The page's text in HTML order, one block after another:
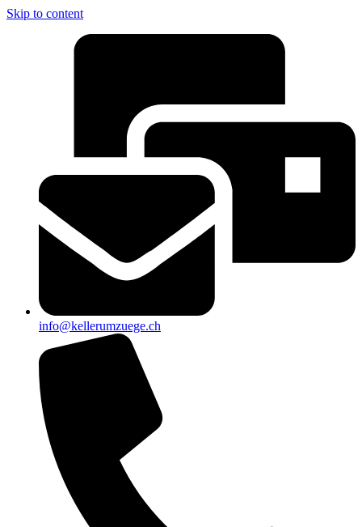
Skip to content
info@kellerumzuege.ch